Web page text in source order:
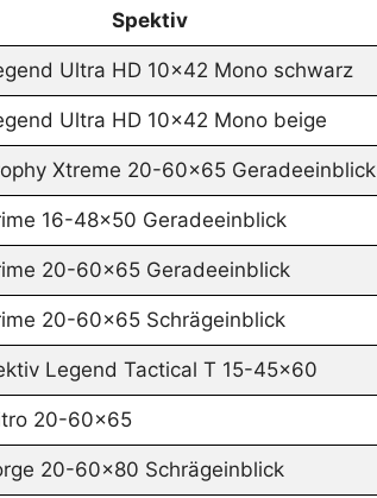
Spektiv
Ultra HD 10x42 Mono schwarz
Ultra HD 10x42 Mono beige
Xtreme 20-60x65 Geradeeinblick
16-48x50 Geradeeinblick
20-60x65 Geradeeinblick
20-60x65 Schrägeinblick
Legend Tactical T 15-45x60
20-60x65
20-60x80 Schrägeinblick